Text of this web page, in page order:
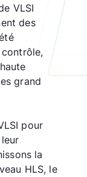
VLSI
des
grand
pour
la
HLS, le